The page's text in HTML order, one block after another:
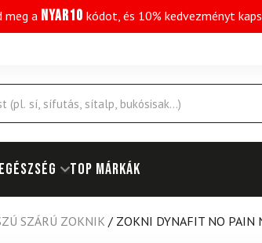
meg a NYAR10 kódot, és 10% kedvezményt
EGÉSZSÉG Top márkák
SZÁRÚ ZOKNIK/ ZOKNI DYNAFIT NO PAIN